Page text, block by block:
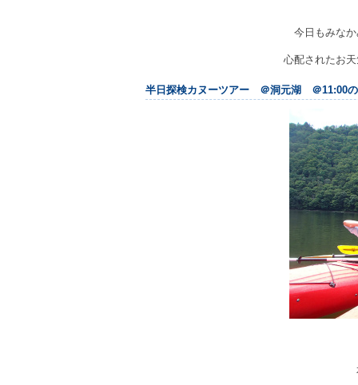
今日もみな
心配されたお
半日探検カヌーツアー ＠洞元湖 ＠11:00